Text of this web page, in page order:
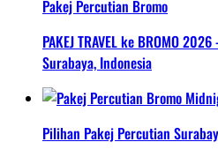
Pakej Percutian Bromo
PAKEJ TRAVEL ke BROMO
Surabaya, Indonesia
Pilihan Pakej Percutian